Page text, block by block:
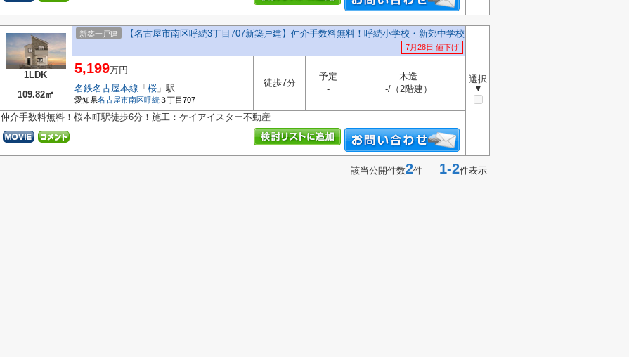
1LDK
109.82㎡
新築一戸建 【名古屋市南区呼続3丁目707新築戸建】仲介手数料無料！呼続小学校・新郊中学校
7月28日 値下げ
選択
▼
5,199万円
名鉄名古屋本線 「 桜 」駅
愛知県名古屋市南区呼続３丁目707
徒歩7分
予定
-
木造
-/（2階建）
仲介手数料無料！桜本町駅徒歩6分！施工：ケイアイスター不動産
該当公開件数2件 1-2件表示